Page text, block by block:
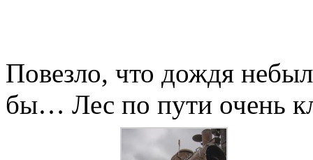
Повезло, что дождя
бы… Лес по пути очень